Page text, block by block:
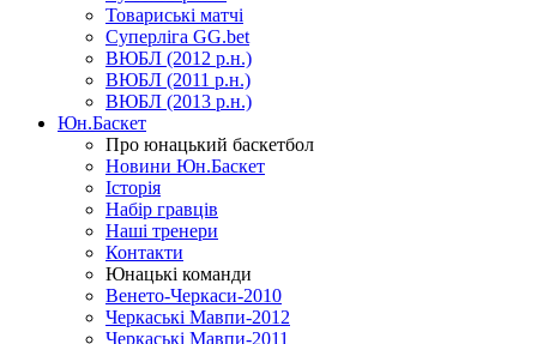
Товариські матчі
Суперліга GG.bet
ВЮБЛ (2012 р.н.)
ВЮБЛ (2011 р.н.)
ВЮБЛ (2013 р.н.)
Юн.Баскет
Про юнацький баскетбол
Новини Юн.Баскет
Історія
Набір гравців
Наші тренери
Контакти
Юнацькі команди
Венето-Черкаси-2010
Черкаські Мавпи-2012
Черкаські Мавпи-2011